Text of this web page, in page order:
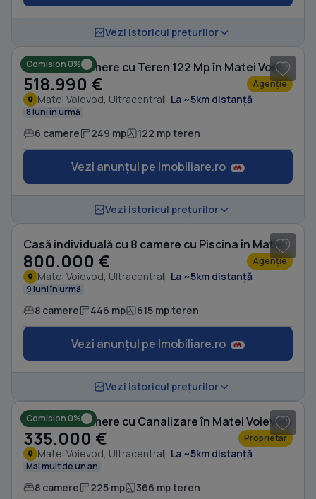
Vezi istoricul prețurilor
Comision 0% Casă cu 6 camere cu Teren 122 Mp în Matei Voievod
518.990 € Agenție
Matei Voievod, Ultracentral La ~5km distanță
8 luni în urmă
6 camere 249 mp 122 mp teren
Vezi anunțul pe Imobiliare.ro
Vezi istoricul prețurilor
Casă individuală cu 8 camere cu Piscina în Matei Voievod
800.000 € Agenție
Matei Voievod, Ultracentral La ~5km distanță
9 luni în urmă
8 camere 446 mp 615 mp teren
Vezi anunțul pe Imobiliare.ro
Vezi istoricul prețurilor
Comision 0%
Casă cu 8 camere cu Canalizare în Matei Voievod
335.000 € Proprietar
Matei Voievod, Ultracentral La ~5km distanță
Mai mult de un an
8 camere 225 mp 366 mp teren